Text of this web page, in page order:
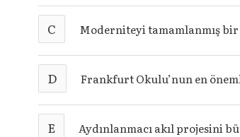
C Moderniteyi tamamlanmış
D Frankfurt Okulu’nun en
E Aydınlanmacı akıl projesini